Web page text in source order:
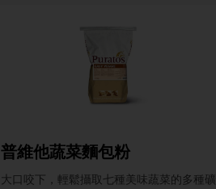
普維他蔬菜麵包粉
大口咬下，輕鬆攝取七種美味蔬菜的多種礦